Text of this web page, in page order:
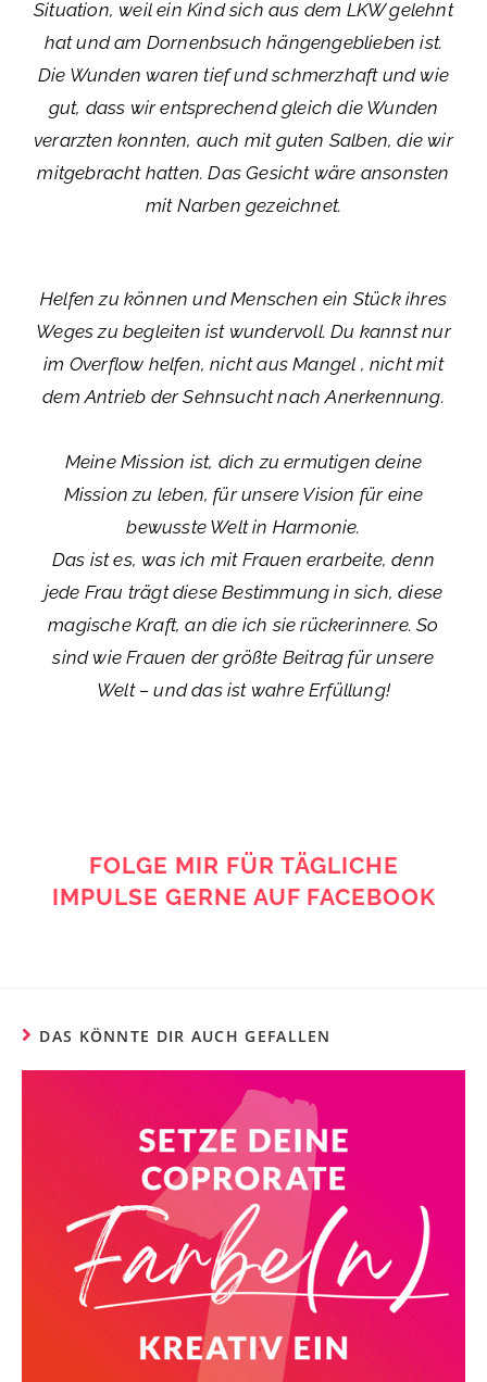
Situation, weil ein Kind sich aus dem LKW gelehnt
hat und am Dornenbsuch hängengeblieben ist.
Die Wunden waren tief und schmerzhaft und wie
gut, dass wir entsprechend gleich die Wunden
verarzten konnten, auch mit guten Salben, die wir
mitgebracht hatten. Das Gesicht wäre ansonsten
mit Narben gezeichnet.
Helfen zu können und Menschen ein Stück ihres
Weges zu begleiten ist wundervoll. Du kannst nur
im Overflow helfen, nicht aus Mangel , nicht mit
dem Antrieb der Sehnsucht nach Anerkennung.
Meine Mission ist, dich zu ermutigen deine
Mission zu leben, für unsere Vision für eine
bewusste Welt in Harmonie.
Das ist es, was ich mit Frauen erarbeite, denn
jede Frau trägt diese Bestimmung in sich, diese
magische Kraft, an die ich sie rückerinnere. So
sind wie Frauen der größte Beitrag für unsere
Welt – und das ist wahre Erfüllung!
FOLGE MIR FÜR TÄGLICHE
IMPULSE GERNE AUF FACEBOOK
DAS KÖNNTE DIR AUCH GEFALLEN